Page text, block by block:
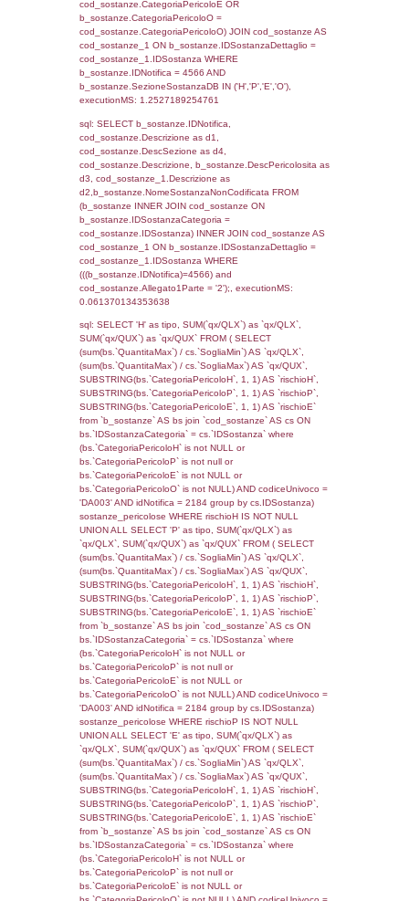
f_territori_limitrofi.Denominazione,
rofi.DescAltro FROM f_territori_limitrofi
cod_territori_tipologia ON
(f_territori_limitrofi.IDTipologiaTerritorio =
(f_territori_limitrofi.IDTipoTerritorio =
cod_territori_tipologia.IDTerritorioTP)
(((f_territori_limitrofi.IDNotifica)=4566) AND
((f_territori_limitrofi.IDTipoTerritorio)=6)),
0.069931983947754
sql: SELECT f_territori_limitrofi.Distanza,
f_territori_limitrofi.Direzione,
f_territori_limitrofi.Denominazione,
rofi.DescAltro FROM f_territori_limitrofi
cod_territori_tipologia ON
(f_territori_limitrofi.IDTipologiaTerritorio =
cod_territori_tipologia.IDTipologiaTerritorio)
(f_territori_limitrofi.IDTipoTerritorio =
cod_territori_tipologia.IDTerritorioTP)
(((f_territori_limitrofi.IDNotifica)=4566) AND
((f_territori_limitrofi.IDTipoTerritorio)=7)),
0.068176031112671
sql: SELECT f_territori_limitrofi.Distanza,
f_territori_limitrofi.Direzione,
f_territori_limitrofi.Denominazione,
rofi.DescAltro FROM f_territori_limitrofi
cod_territori_tipologia ON
(f_territori_limitrofi.IDTipologiaTerritorio =
cod_territori_tipologia.IDTipologiaTerritorio)
(f_territori_limitrofi.IDTipoTerritorio =
cod_territori_tipologia.IDTerritorioTP)
(((f_territori_limitrofi.IDNotifica)=4566) AND
((f_territori_limitrofi.IDTipoTerritorio)=8)),
0.067883968353271
sql: SELECT
reg_f_territori_limitrofi.Direzione,
reg_f_territori_limitrofi.Denominazione,